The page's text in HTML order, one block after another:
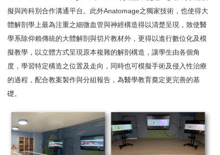
擬與跨科別合作溝通平台。此外Anatomage之獨家技術，也使得大
體解剖學上最為注重之細微血管與神經構造得以清楚呈現，致使醫
學系除仰賴傳統的大體解剖與切片教材外，更得以進行數位化及模
擬教學，以立體方式呈現原本複雜的解剖構造，讓學生由各個角
度，學習特定構造之位置及走向，同時也可模擬手術及侵入性治療
的過程，配合教案製作與分組報告，為醫學教育奠定更完善的基
礎。